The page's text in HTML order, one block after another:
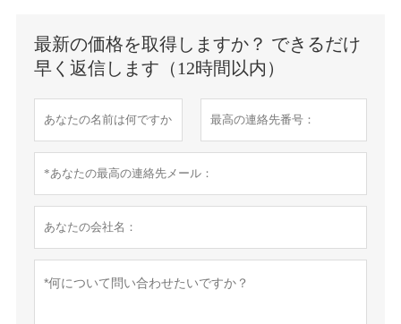
最新の価格を取得しますか？ できるだけ
早く返信します（12時間以内）